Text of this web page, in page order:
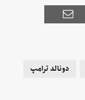
دونالد ترامپ